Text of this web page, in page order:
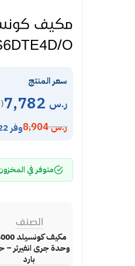
O
سعر المنتج
ر.س
ر.س8,904 وفر 1122 ر.س
متوفر في
الصنف
مكيف
وحدة جرى انفيرتر –
بارد